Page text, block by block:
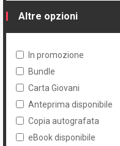
Altre opzioni
In promozione
Bundle
Carta Giovani
Anteprima disponibile
Copia autografata
eBook disponibile